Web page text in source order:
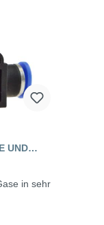
S
in sehr